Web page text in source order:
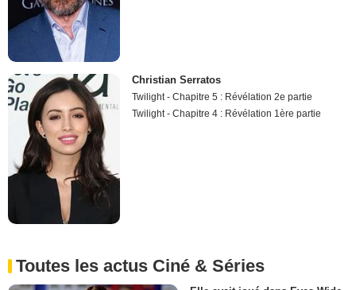
Christian Serratos
Twilight - Chapitre 5 : Révélation 2e partie
Twilight - Chapitre 4 : Révélation 1ère partie
Toutes les actus Ciné & Séries